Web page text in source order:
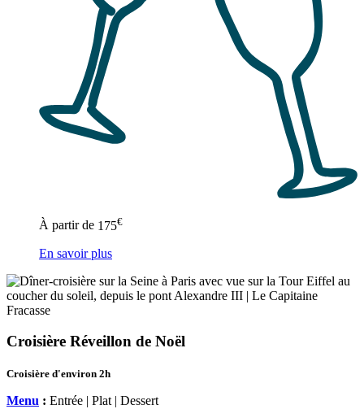
À partir de 175€
En savoir plus
Croisière Réveillon de Noël
Croisière d'environ 2h
Menu : Entrée | Plat | Dessert